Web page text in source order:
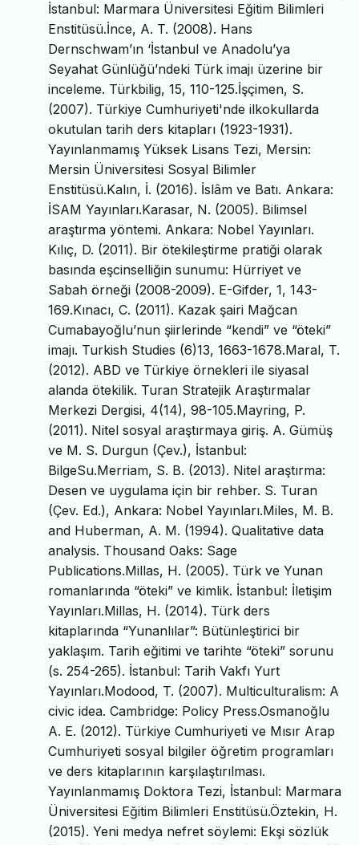
İstanbul: Marmara Üniversitesi Eğitim Bilimleri
Enstitüsü.İnce, A. T. (2008). Hans
Dernschwam’ın ‘İstanbul ve Anadolu’ya
Seyahat Günlüğü’ndeki Türk imajı üzerine bir
inceleme. Türkbilig, 15, 110-125.İşçimen, S.
(2007). Türkiye Cumhuriyeti'nde ilkokullarda
okutulan tarih ders kitapları (1923-1931).
Yayınlanmamış Yüksek Lisans Tezi, Mersin:
Mersin Üniversitesi Sosyal Bilimler
Enstitüsü.Kalın, İ. (2016). İslâm ve Batı. Ankara:
İSAM Yayınları.Karasar, N. (2005). Bilimsel
araştırma yöntemi. Ankara: Nobel Yayınları.
Kılıç, D. (2011). Bir ötekileştirme pratiği olarak
basında eşcinselliğin sunumu: Hürriyet ve
Sabah örneği (2008-2009). E-Gifder, 1, 143-
169.Kınacı, C. (2011). Kazak şairi Mağcan
Cumabayoğlu’nun şiirlerinde “kendi” ve “öteki”
imajı. Turkish Studies (6)13, 1663-1678.Maral, T.
(2012). ABD ve Türkiye örnekleri ile siyasal
alanda ötekilik. Turan Stratejik Araştırmalar
Merkezi Dergisi, 4(14), 98-105.Mayring, P.
(2011). Nitel sosyal araştırmaya giriş. A. Gümüş
ve M. S. Durgun (Çev.), İstanbul:
BilgeSu.Merriam, S. B. (2013). Nitel araştırma:
Desen ve uygulama için bir rehber. S. Turan
(Çev. Ed.), Ankara: Nobel Yayınları.Miles, M. B.
and Huberman, A. M. (1994). Qualitative data
analysis. Thousand Oaks: Sage
Publications.Millas, H. (2005). Türk ve Yunan
romanlarında “öteki” ve kimlik. İstanbul: İletişim
Yayınları.Millas, H. (2014). Türk ders
kitaplarında “Yunanlılar”: Bütünleştirici bir
yaklaşım. Tarih eğitimi ve tarihte “öteki” sorunu
(s. 254-265). İstanbul: Tarih Vakfı Yurt
Yayınları.Modood, T. (2007). Multiculturalism: A
civic idea. Cambridge: Policy Press.Osmanoğlu
A. E. (2012). Türkiye Cumhuriyeti ve Mısır Arap
Cumhuriyeti sosyal bilgiler öğretim programları
ve ders kitaplarının karşılaştırılması.
Yayınlanmamış Doktora Tezi, İstanbul: Marmara
Üniversitesi Eğitim Bilimleri Enstitüsü.Öztekin, H.
(2015). Yeni medya nefret söylemi: Ekşi sözlük